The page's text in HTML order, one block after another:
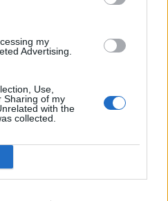
my
Advertising.
Use,
Sharing of my
with the
collected.